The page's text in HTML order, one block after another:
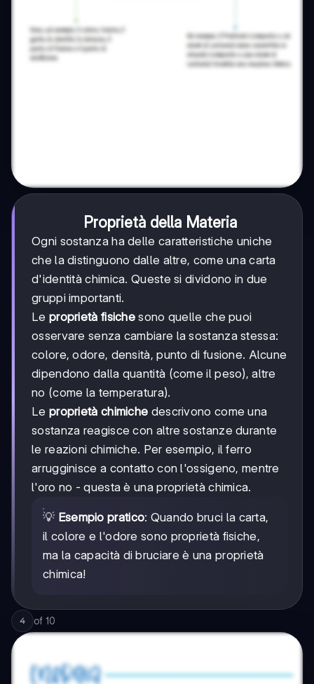
Proprietà della Materia
Ogni sostanza ha delle caratteristiche uniche
che la distinguono dalle altre, come una carta
d'identità chimica. Queste si dividono in due
gruppi importanti.
Le proprietà fisiche sono quelle che puoi
osservare senza cambiare la sostanza stessa:
colore, odore, densità, punto di fusione. Alcune
dipendono dalla quantità (come il peso), altre
no (come la temperatura).
Le proprietà chimiche descrivono come una
sostanza reagisce con altre sostanze durante
le reazioni chimiche. Per esempio, il ferro
arrugginisce a contatto con l'ossigeno, mentre
l'oro no - questa è una proprietà chimica.
💡 Esempio pratico: Quando bruci la carta,
il colore e l'odore sono proprietà fisiche,
ma la capacità di bruciare è una proprietà
chimica!
4 of 10